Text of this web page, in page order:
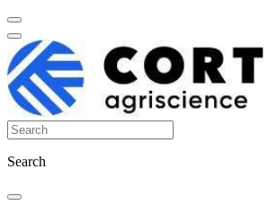
Search